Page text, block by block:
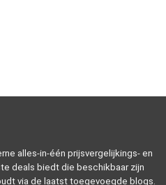
alles-in-één prijsvergelijkings- en
deals biedt die beschikbaar zijn
via de laatst toegevoegde blogs.